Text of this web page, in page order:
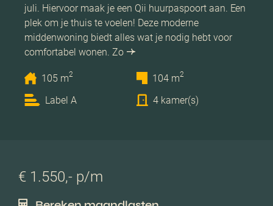
juli. Hiervoor maak je een Qii huurpaspoort aan. Een
plek om je thuis te voelen! Deze moderne
middenwoning biedt alles wat je nodig hebt voor
comfortabel wonen. Zo
105 m2 104 m2
Label A 4 kamer(s)
€ 1.550,- p/m